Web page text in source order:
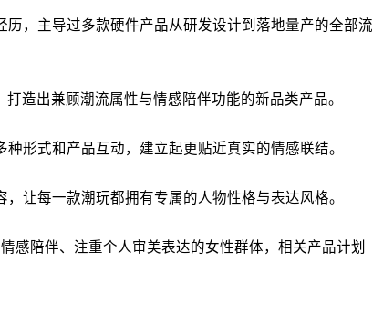
，主导过多款硬件产品从研发设计到落地量产的全部流
造出兼顾潮流属性与情感陪伴功能的新品类产品。
形式和产品互动，建立起更贴近真实的情感联结。
让每一款潮玩都拥有专属的人物性格与表达风格。
感陪伴、注重个人审美表达的女性群体，相关产品计划